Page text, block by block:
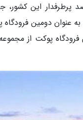
پرطرفدار این
عنوان دومین
پوکت از مجموعه